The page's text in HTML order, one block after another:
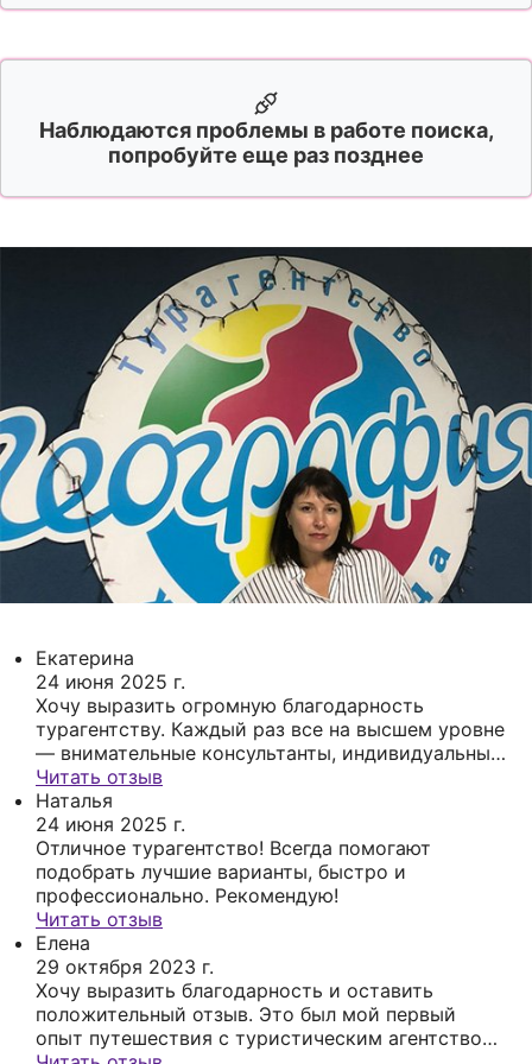
Наблюдаются проблемы в работе поиска,
попробуйте еще раз позднее
Екатерина
24 июня 2025 г.
Хочу выразить огромную благодарность
турагентству. Каждый раз все на высшем уровне
— внимательные консультанты, индивидуальный
подход и отличные предложения. Туры не
первый год беру именно здесь Последний мой
тур был в Карелию — всё прошло просто
замечательно: комфортный транспорт,
интересная программа и отличная организация.
Благодаря этому агентству путешествия
становятся настоящим удовольствием.
Рекомендую всем, кто ценит качество и
надежность!
Читать отзыв
Наталья
24 июня 2025 г.
Отличное турагентство! Всегда помогают
подобрать лучшие варианты, быстро и
профессионально. Рекомендую!
Читать отзыв
Елена
29 октября 2023 г.
Хочу выразить благодарность и оставить
положительный отзыв. Это был мой первый
опыт путешествия с туристическим агентством